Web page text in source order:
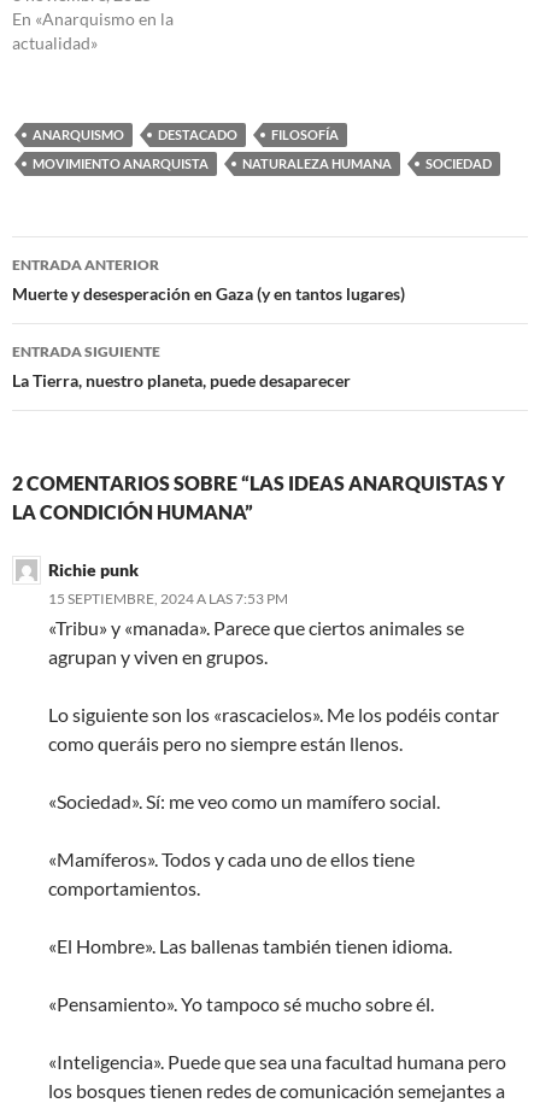
En «Anarquismo en la
actualidad»
ANARQUISMO DESTACADO
FILOSOFÍA
MOVIMIENTO ANARQUISTA
NATURALEZA HUMANA SOCIEDAD
Navegación
de
entradas
ENTRADA ANTERIOR
Muerte y desesperación en Gaza (y en tantos lugares)
ENTRADA SIGUIENTE
La Tierra, nuestro planeta, puede desaparecer
2 COMENTARIOS SOBRE “LAS IDEAS ANARQUISTAS Y
LA CONDICIÓN HUMANA”
Richie punk
15 SEPTIEMBRE, 2024 A LAS 7:53 PM
«Tribu» y «manada». Parece que ciertos animales se
agrupan y viven en grupos.
Lo siguiente son los «rascacielos». Me los podéis contar
como queráis pero no siempre están llenos.
«Sociedad». Sí: me veo como un mamífero social.
«Mamíferos». Todos y cada uno de ellos tiene
comportamientos.
«El Hombre». Las ballenas también tienen idioma.
«Pensamiento». Yo tampoco sé mucho sobre él.
«Inteligencia». Puede que sea una facultad humana pero
los bosques tienen redes de comunicación semejantes a